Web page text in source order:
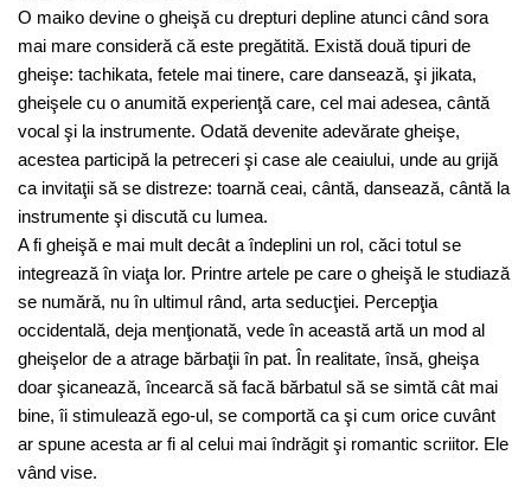
O maiko devine o gheişă cu drepturi depline atunci când sora
mai mare consideră că este pregătită. Există două tipuri de
gheişe: tachikata, fetele mai tinere, care dansează, şi jikata,
gheişele cu o anumită experienţă care, cel mai adesea, cântă
vocal şi la instrumente. Odată devenite adevărate gheişe,
acestea participă la petreceri şi case ale ceaiului, unde au grijă
ca invitaţii să se distreze: toarnă ceai, cântă, dansează, cântă la
instrumente şi discută cu lumea.
A fi gheişă e mai mult decât a îndeplini un rol, căci totul se
integrează în viaţa lor. Printre artele pe care o gheişă le studiază
se numără, nu în ultimul rând, arta seducţiei. Percepţia
occidentală, deja menţionată, vede în această artă un mod al
gheişelor de a atrage bărbaţii în pat. În realitate, însă, gheişa
doar şicanează, încearcă să facă bărbatul să se simtă cât mai
bine, îi stimulează ego-ul, se comportă ca şi cum orice cuvânt
ar spune acesta ar fi al celui mai îndrăgit şi romantic scriitor. Ele
vând vise.